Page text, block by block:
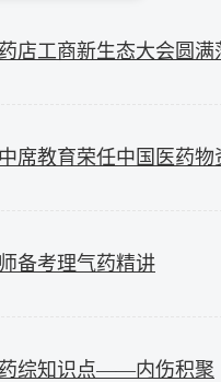
席教育荣任中国医药
备考理气药精讲
综知识点——内伤积聚